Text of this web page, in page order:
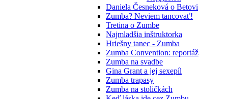
Daniela Česneková o Betovi
Zumba? Neviem tancovať!
Tretina o Zumbe
Najmladšia inštruktorka
Hriešny tanec - Zumba
Zumba Convention: reportáž
Zumba na svadbe
Gina Grant a jej sexepíl
Zumba trapasy
Zumba na stoličkách